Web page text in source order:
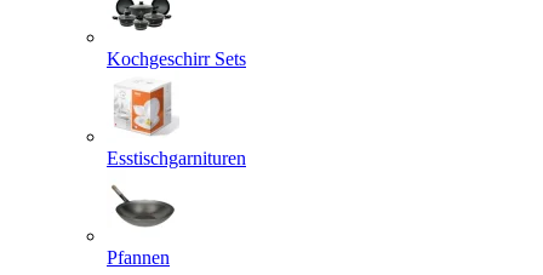
Kochgeschirr Sets
Esstischgarnituren
Pfannen